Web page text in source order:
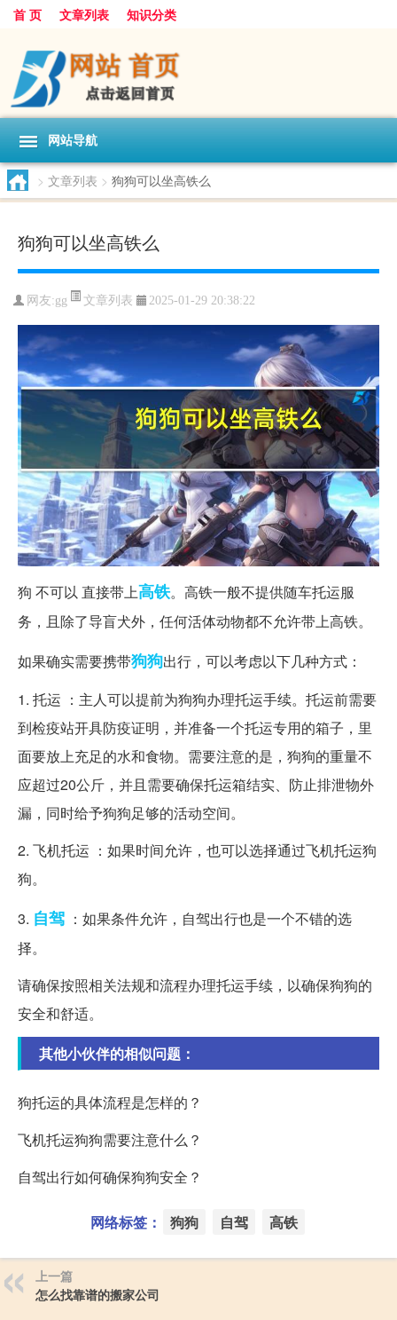
首 页 文章列表 知识分类
网站导航
> 文章列表 > 狗狗可以坐高铁么
狗狗可以坐高铁么
网友:gg 文章列表 2025-01-29 20:38:22
狗 不可以 直接带上高铁。高铁一般不提供随车托运服
务，且除了导盲犬外，任何活体动物都不允许带上高铁。
如果确实需要携带狗狗出行，可以考虑以下几种方式：
1. 托运 ：主人可以提前为狗狗办理托运手续。托运前需要
到检疫站开具防疫证明，并准备一个托运专用的箱子，里
面要放上充足的水和食物。需要注意的是，狗狗的重量不
应超过20公斤，并且需要确保托运箱结实、防止排泄物外
漏，同时给予狗狗足够的活动空间。
2. 飞机托运 ：如果时间允许，也可以选择通过飞机托运狗
狗。
3. 自驾 ：如果条件允许，自驾出行也是一个不错的选
择。
请确保按照相关法规和流程办理托运手续，以确保狗狗的
安全和舒适。
其他小伙伴的相似问题：
狗托运的具体流程是怎样的？
飞机托运狗狗需要注意什么？
自驾出行如何确保狗狗安全？
网络标签： 狗狗 自驾 高铁
上一篇
怎么找靠谱的搬家公司